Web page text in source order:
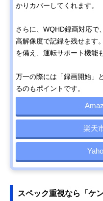
かりカバーしてくれます。
さらに、WQHD録画対応で
高解像度で記録を残せます
を備え、運転サポート機能
万一の際には「録画開始」
るのもポイントです。
楽天
スペック重視なら「ケ